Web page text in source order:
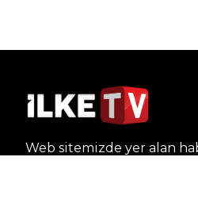
Web sitemizde yer alan